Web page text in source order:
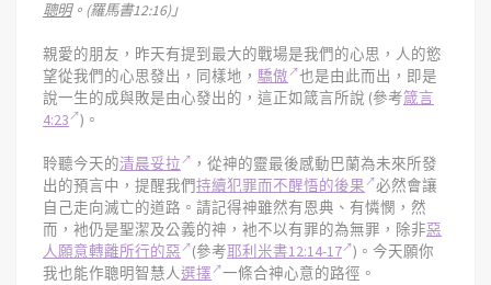
聰明。(羅馬書12:16)」
親愛的朋友，昨天有提到最大的戰場是我們的心思，人的慾
望從我們的心思發出，同樣地， 驕傲
也是由此而出，即是
說一生的成與敗是由心發出的，這正如箴言所說 (參考箴言
4:23
)。
聆聽今天的清晨妥拉
，從神的靈最後感動巴蘭為未來所發
出的預言中，提醒我們持續犯罪而不醒悟的後果
必然會讓
自己走向滅亡的道路。請記得神雖然有恩典、有憐憫，然
而，衪仍是聖潔及公義的神，衪不以有罪的為無罪，除非惡
人願意轉離所行的惡
(參考耶利米書12:14-17 )。今天願你
我也能作聰明智慧人選擇 一條合神心意的路徑。